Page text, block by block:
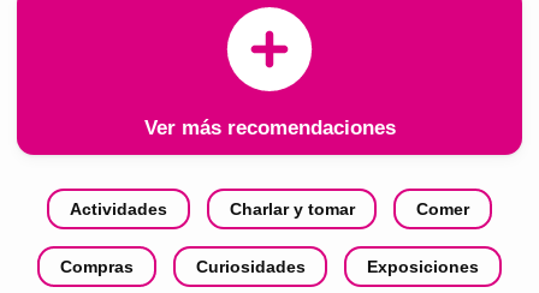
Ver más recomendaciones
Actividades Charlar y tomar Comer
Compras Curiosidades Exposiciones